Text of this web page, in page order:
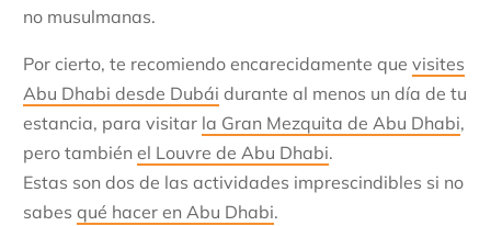
no musulmanas.
Por cierto, te recomiendo encarecidamente que visites
Abu Dhabi desde Dubái durante al menos un día de tu
estancia, para visitar la Gran Mezquita de Abu Dhabi,
pero también el Louvre de Abu Dhabi.
Estas son dos de las actividades imprescindibles si no
sabes qué hacer en Abu Dhabi.